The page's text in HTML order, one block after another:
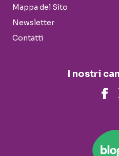
Mappa del Sito
Newsletter
Contatti
I nostri